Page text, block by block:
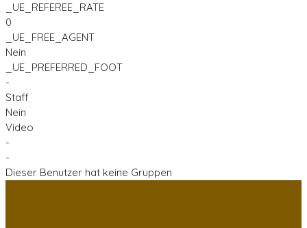
_UE_REFEREE_RATE
0
_UE_FREE_AGENT
Nein
_UE_PREFERRED_FOOT
-
Staff
Nein
Video
-
-
Dieser Benutzer hat keine Gruppen